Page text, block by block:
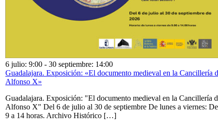
6 julio: 9:00 - 30 septiembre: 14:00
Guadalajara. Exposición: «El documento medieval en la Cancillería
Alfonso X»
Guadalajara. Exposición: "El documento medieval en la Cancillería
Alfonso X" Del 6 de julio al 30 de septiembre De lunes a viernes: De
9 a 14 horas. Archivo Histórico […]